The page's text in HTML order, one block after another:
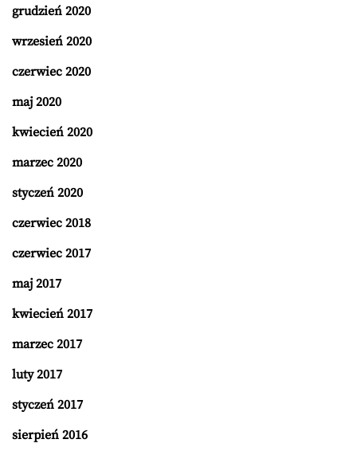
grudzień 2020
wrzesień 2020
czerwiec 2020
maj 2020
kwiecień 2020
marzec 2020
styczeń 2020
czerwiec 2018
czerwiec 2017
maj 2017
kwiecień 2017
marzec 2017
luty 2017
styczeń 2017
sierpień 2016